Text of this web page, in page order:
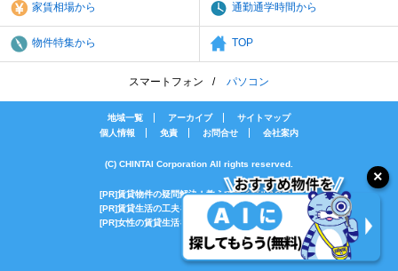
家賃相場から 通勤通学時間から
物件特集から TOP
スマートフォン パソコン
地域一覧 アーカイブ
サイトマップ
個人情報
免責 お問合せ 会社案内
(C) CHINTAI Corporation All rights reserved.
[PR]賃貸物件の疑問解決！教えてエイブルAGENT
[PR]賃貸生活の工夫を紹介！CHINTAI情報局
[PR]女性の賃貸生活を応援！Woman.CHINTAI